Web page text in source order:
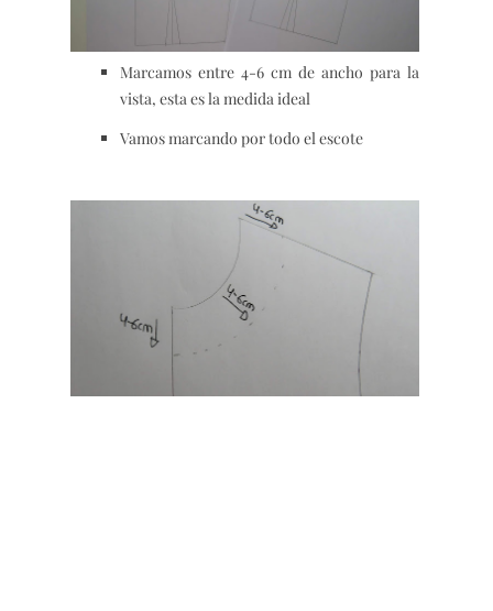
Marcamos entre 4-6 cm de ancho para la
vista, esta es la medida ideal
Vamos marcando por todo el escote